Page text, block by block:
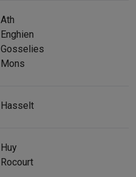
Ath
Enghien
Gosselies
Mons
Hasselt
Huy
Rocourt